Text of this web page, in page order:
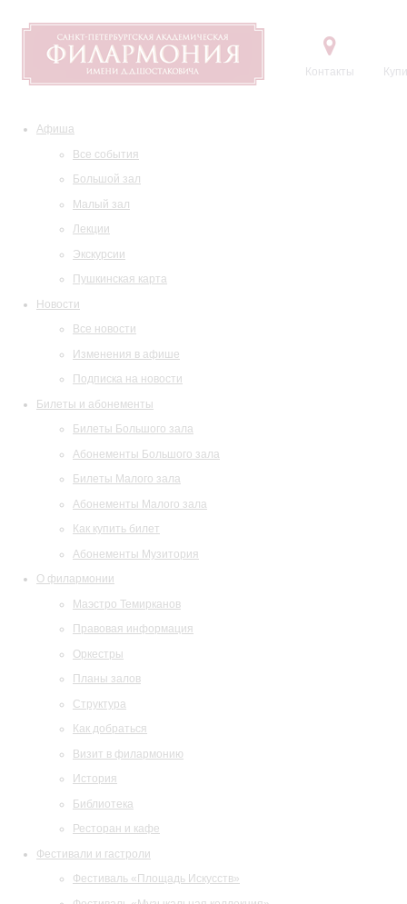
Контакты
Афиша
Все события
Большой зал
Малый зал
Лекции
Экскурсии
Пушкинская карта
Новости
Все новости
Изменения в афише
Подписка на новости
Билеты и абонементы
Билеты Большого зала
Абонементы Большого зала
Билеты Малого зала
Абонементы Малого зала
Как купить билет
Абонементы Музитория
О филармонии
Маэстро Темирканов
Правовая информация
Оркестры
Планы залов
Структура
Как добраться
Визит в филармонию
История
Библиотека
Ресторан и кафе
Фестивали и гастроли
Фестиваль «Площадь Искусств»